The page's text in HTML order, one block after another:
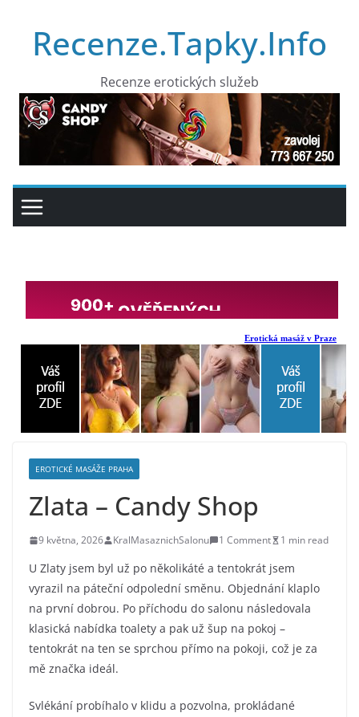
obsahRecenze.Tapky.Info
Recenze erotických služeb
EROTICKÉ MASÁŽE PRAHA
Zlata – Candy Shop
9 května, 2026 KralMasaznichSalonu 1 Comment 1 min read
U Zlaty jsem byl už po několikáté a tentokrát jsem
vyrazil na páteční odpolední směnu. Objednání klaplo
na první dobrou. Po příchodu do salonu následovala
klasická nabídka toalety a pak už šup na pokoj –
tentokrát na ten se sprchou přímo na pokoji, což je za
mě značka ideál.
Svlékání probíhalo v klidu a pozvolna, prokládané